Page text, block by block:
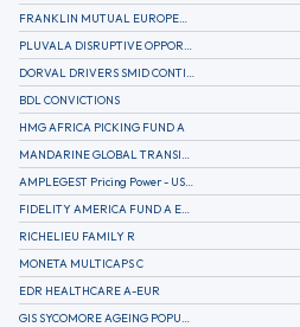
FRANKLIN MUTUAL EUROPEAN FUND A EUR (C)
PLUVALA DISRUPTIVE OPPORTUNITIES
DORVAL DRIVERS SMID CONTINENTAL EUROPE
BDL CONVICTIONS
HMG AFRICA PICKING FUND A
MANDARINE GLOBAL TRANSITION R
AMPLEGEST Pricing Power - US - AC
FIDELITY AMERICA FUND A EUR (C)
RICHELIEU FAMILY R
MONETA MULTICAPS C
EDR HEALTHCARE A-EUR
GIS SYCOMORE AGEING POPULATION